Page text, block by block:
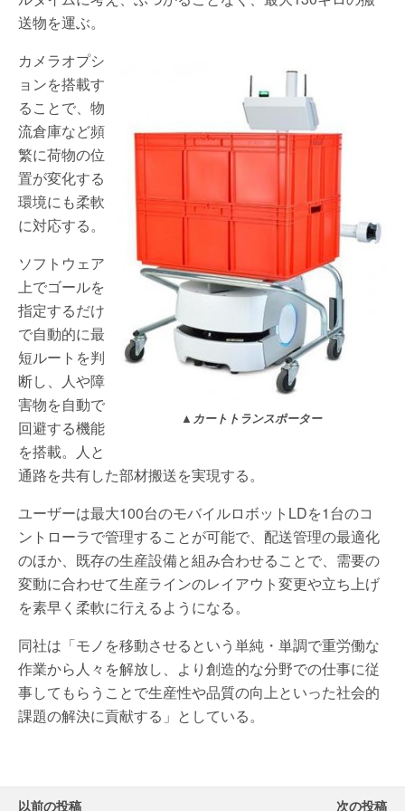
送物を運ぶ。
▲カートトランスポーター
カメラオプシ
ョンを搭載す
ることで、物
流倉庫など頻
繁に荷物の位
置が変化する
環境にも柔軟
に対応する。
ソフトウェア
上でゴールを
指定するだけ
で自動的に最
短ルートを判
断し、人や障
害物を自動で
回避する機能
を搭載。人と
通路を共有した部材搬送を実現する。
ユーザーは最大100台のモバイルロボットLDを1台のコ
ントローラで管理することが可能で、配送管理の最適化
のほか、既存の生産設備と組み合わせることで、需要の
変動に合わせて生産ラインのレイアウト変更や立ち上げ
を素早く柔軟に行えるようになる。
同社は「モノを移動させるという単純・単調で重労働な
作業から人々を解放し、より創造的な分野での仕事に従
事してもらうことで生産性や品質の向上といった社会的
課題の解決に貢献する」としている。
以前の投稿 次の投稿